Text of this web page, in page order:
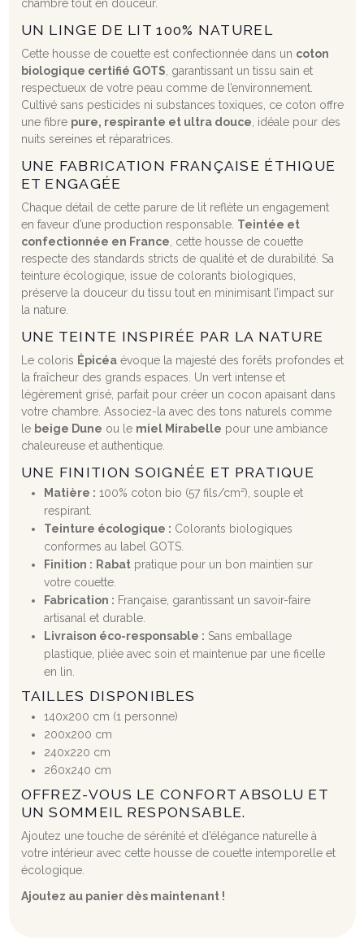
chambre tout en douceur.
UN LINGE DE LIT 100% NATUREL
Cette housse de couette est confectionnée dans un coton
biologique certifié GOTS , garantissant un tissu sain et
respectueux de votre peau comme de l’environnement.
Cultivé sans pesticides ni substances toxiques, ce coton offre
une fibre pure, respirante et ultra douce , idéale pour des
nuits sereines et réparatrices.
UNE FABRICATION FRANÇAISE ÉTHIQUE
ET ENGAGÉE
Chaque détail de cette parure de lit reflète un engagement
en faveur d’une production responsable. Teintée et
confectionnée en France , cette housse de couette
respecte des standards stricts de qualité et de durabilité. Sa
teinture écologique, issue de colorants biologiques,
préserve la douceur du tissu tout en minimisant l’impact sur
la nature.
UNE TEINTE INSPIRÉE PAR LA NATURE
Le coloris Épicéaévoque la majesté des forêts profondes et
la fraîcheur des grands espaces. Un vert intense et
légèrement grisé, parfait pour créer un cocon apaisant dans
votre chambre. Associez-la avec des tons naturels comme
le beige Dune ou le miel Mirabelle pour une ambiance
chaleureuse et authentique.
UNE FINITION SOIGNÉE ET PRATIQUE
Matière : 100% coton bio (57 fils/cm²), souple et
respirant.
Teinture écologique : Colorants biologiques
conformes au label GOTS.
Finition : Rabatpratique pour un bon maintien sur
votre couette.
Fabrication : Française, garantissant un savoir-faire
artisanal et durable.
Livraison éco-responsable : Sans emballage
plastique, pliée avec soin et maintenue par une ficelle
en lin.
TAILLES DISPONIBLES
140x200 cm (1 personne)
200x200 cm
240x220 cm
260x240 cm
OFFREZ-VOUS LE CONFORT ABSOLU ET
UN SOMMEIL RESPONSABLE.
Ajoutez une touche de sérénité et d’élégance naturelle à
votre intérieur avec cette housse de couette intemporelle et
écologique.
Ajoutez au panier dès maintenant !